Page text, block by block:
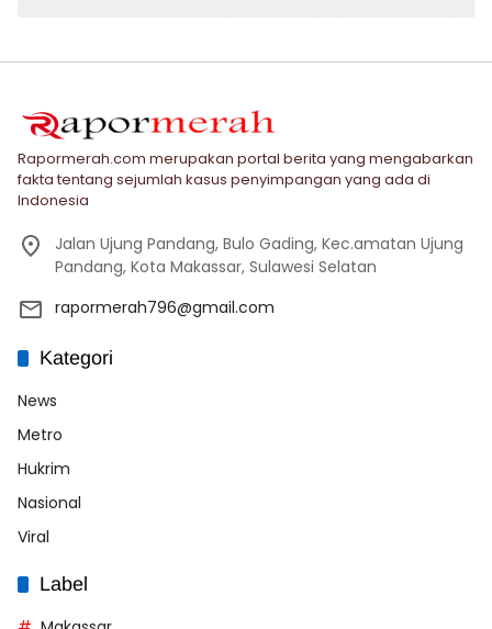
Rapormerah.com merupakan portal berita yang mengabarkan
fakta tentang sejumlah kasus penyimpangan yang ada di
Indonesia
Jalan Ujung Pandang, Bulo Gading, Kec.amatan Ujung
Pandang, Kota Makassar, Sulawesi Selatan
rapormerah796@gmail.com
Kategori
News
Metro
Hukrim
Nasional
Viral
Label